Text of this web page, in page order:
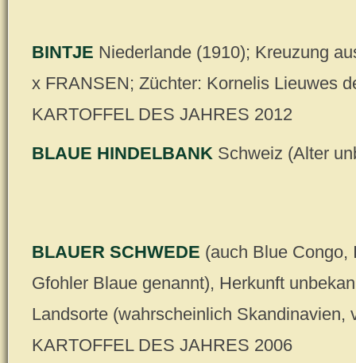
BINTJE Niederlande (1910); Kreuzung
x FRANSEN; Züchter: Kornelis Lieuwes
KARTOFFEL DES JAHRES 2012
BLAUE HINDELBANK Schweiz (Alter
BLAUER SCHWEDE (auch Blue Congo,
Gfohler Blaue genannt), Herkunft
Landsorte (wahrscheinlich Skandinavien,
KARTOFFEL DES JAHRES 2006